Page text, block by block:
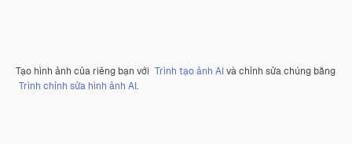
Tạo hình ảnh của riêng bạn với Trình tạo ảnh AIvà chỉnh sửa chúng bằng
Trình chỉnh sửa hình ảnh AI.